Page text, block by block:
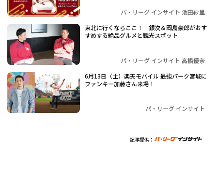
パ・リーグ インサイト 池田紗里
東北に行くならここ！ 銀次＆岡島豪郎がおす
すめする絶品グルメと観光スポット
パ・リーグ インサイト 高橋優奈
6月13日（土）楽天モバイル 最強パーク宮城に
ファンキー加藤さん来場！
パ・リーグ インサイト
記事提供：